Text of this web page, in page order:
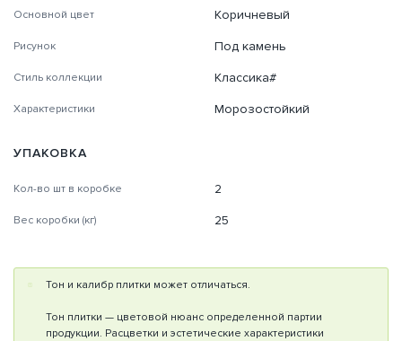
Основной цвет Коричневый
Рисунок Под камень
Стиль коллекции Классика#
Характеристики Морозостойкий
УПАКОВКА
Кол-во шт в коробке 2
Вес коробки (кг) 25
Тон и калибр плитки может отличаться.
Тон плитки — цветовой нюанс определенной партии
продукции. Расцветки и эстетические характеристики